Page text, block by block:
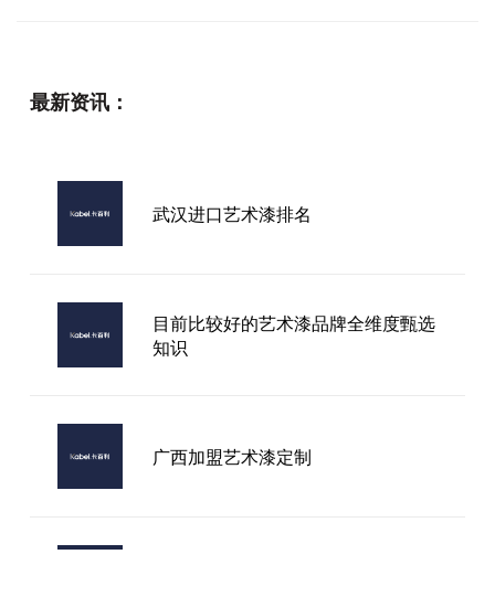
最新资讯：
武汉进口艺术漆排名
目前比较好的艺术漆品牌全维度甄选
知识
广西加盟艺术漆定制